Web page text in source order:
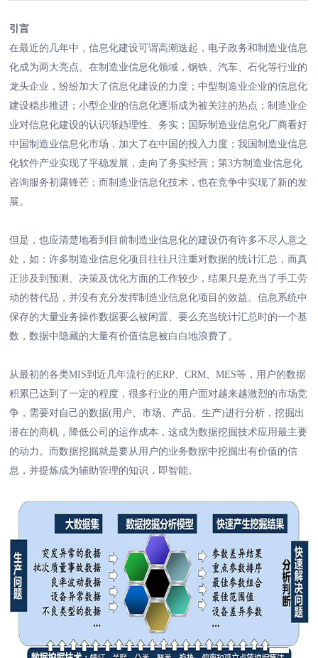
引言
在最近的几年中，信息化建设可谓高潮迭起，电子政务和制造业信息
化成为两大亮点。在制造业信息化领域，钢铁、汽车、石化等行业的
龙头企业，纷纷加大了信息化建设的力度；中型制造业企业的信息化
建设稳步推进；小型企业的信息化逐渐成为被关注的热点；制造业企
业对信息化建设的认识渐趋理性、务实；国际制造业信息化厂商看好
中国制造业信息化市场，加大了在中国的投入力度；我国制造业信息
化软件产业实现了平稳发展，走向了务实经营；第3方制造业信息化
咨询服务初露锋芒；而制造业信息化技术，也在竞争中实现了新的发
展。
但是，也应清楚地看到目前制造业信息化的建设仍有许多不尽人意之
处，如：许多制造业信息化项目往往只注重对数据的统计汇总，而真
正涉及到预测、决策及优化方面的工作较少，结果只是充当了手工劳
动的替代品，并没有充分发挥制造业信息化项目的效益。信息系统中
保存的大量业务操作数据要么被闲置、要么充当统计汇总时的一个基
数，数据中隐藏的大量有价值信息被白白地浪费了。
从最初的各类MIS到近几年流行的ERP、CRM、MES等，用户的数据
积累已达到了一定的程度，很多行业的用户面对越来越激烈的市场竞
争，需要对自己的数据(用户、市场、产品、生产)进行分析，挖掘出
潜在的商机，降低公司的运作成本，这成为数据挖掘技术应用最主要
的动力。而数据挖掘就是要从用户的业务数据中挖掘出有价值的信
息，并提炼成为辅助管理的知识，即智能。